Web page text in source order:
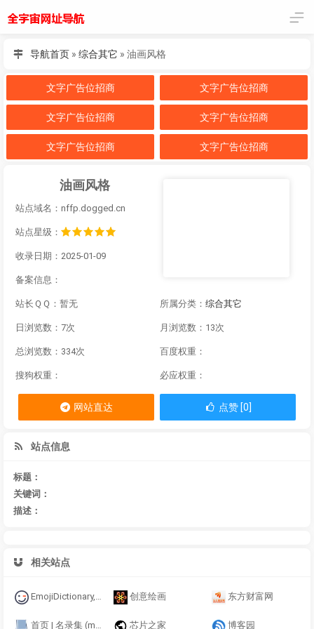
导航首页 » 综合其它 » 油画风格
文字广告位招商 文字广告位招商
文字广告位招商 文字广告位招商
文字广告位招商 文字广告位招商
油画风格
站点域名：nffp.dogged.cn
站点星级：
收录日期：2025-01-09
备案信息：
站长ＱＱ：暂无 所属分类： 综合其它
日浏览数：7次 月浏览数：13次
总浏览数：334次 百度权重：
搜狗权重： 必应权重：
网站直达 点赞 [0]
站点信息
标题：
关键词：
描述：
相关站点
EmojiDictionary,Copy,Image,Leaderboard...EMOJIALL.com 创意绘画 东方财富网
首页 | 名录集 (mingluji.com) 芯片之家 博客园